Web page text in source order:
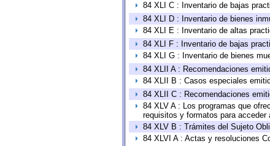
84 XLI C : Inventario de bajas
84 XLI D : Inventario de bienes
84 XLI E : Inventario de altas
84 XLI F : Inventario de bajas
84 XLI G : Inventario de bienes
84 XLII A : Recomendaciones
84 XLII B : Casos especiales
84 XLII C : Recomendaciones
84 XLV A : Los programas que
requisitos y formatos para acceder
84 XLV B : Trámites del Sujeto
84 XLVI A : Actas y resoluciones